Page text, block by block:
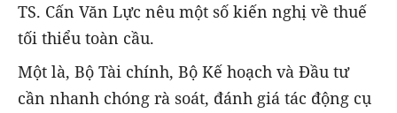
TS. Cấn Văn Lực nêu một số kiến nghị về thuế
tối thiểu toàn cầu.
Một là, Bộ Tài chính, Bộ Kế hoạch và Đầu tư
cần nhanh chóng rà soát, đánh giá tác động cụ